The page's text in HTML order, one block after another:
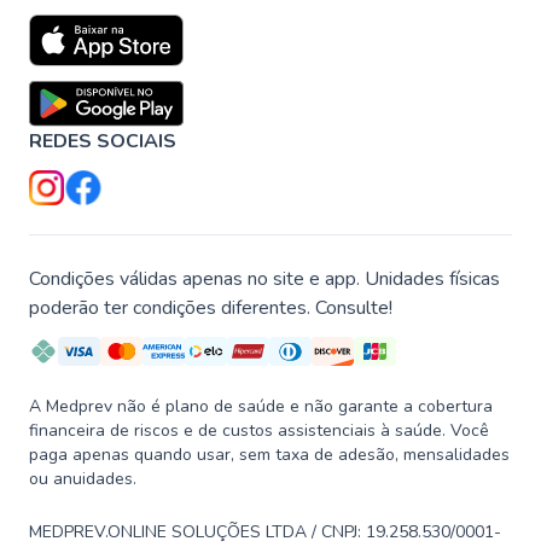
REDES SOCIAIS
Condições válidas apenas no site e app. Unidades físicas
poderão ter condições diferentes. Consulte!
A Medprev não é plano de saúde e não garante a cobertura
financeira de riscos e de custos assistenciais à saúde. Você
paga apenas quando usar, sem taxa de adesão, mensalidades
ou anuidades.
MEDPREV.ONLINE SOLUÇÕES LTDA / CNPJ: 19.258.530/0001-